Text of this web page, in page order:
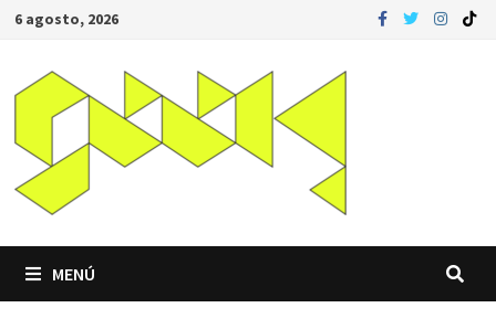
Saltar
contenido
6 agosto, 2026
MENÚ